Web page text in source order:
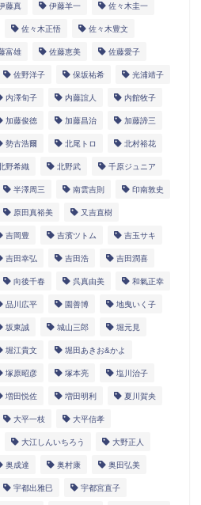
藤真 伊藤羊一 佐々木圭一
佐々木正悟 佐々木豊文
富雄 佐藤恵美 佐藤愛子
佐野洋子 保坂祐希 光浦靖子
内澤旬子 内藤誼人 内館牧子
加藤俊徳 加藤昌治 加藤諦三
勢古浩爾 北尾トロ 北村裕花
野希織 北野武 千原ジュニア
半澤周三 南雲吉則 印南敦史
原田真裕美 又吉直樹
吉岡豊 吉濱ツトム 吉玉サキ
吉田幸弘 吉田浩 吉田潤喜
向後千春 呉真由美 和氣正幸
品川広平 園善博 地曳いく子
坂東誠 城山三郎 堀元見
堀江貴文 堀田あきお&かよ
塚原昭彦 塚本亮 塩川治子
増田悦佐 増田明利 夏川賀央
大平一枝 大平信孝
大江しんいちろう 大野正人
奥成達 奥村康 奥田弘美
宇都出雅巳 宇都宮直子